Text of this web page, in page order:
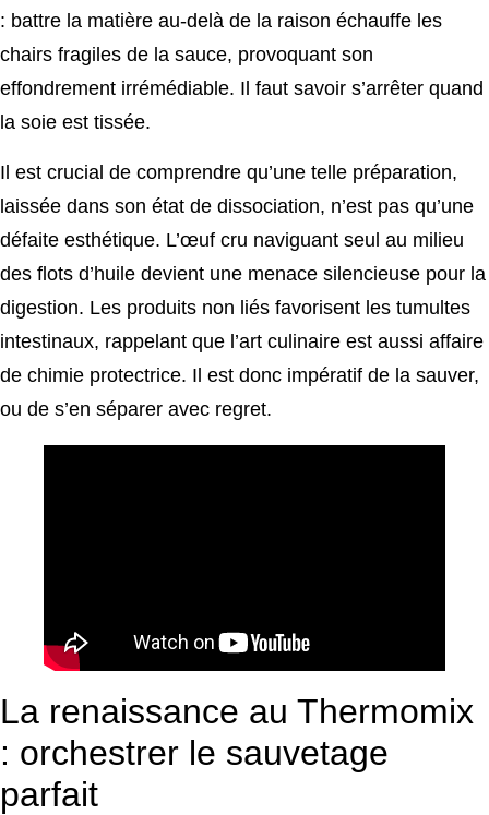
: battre la matière au-delà de la raison échauffe les
chairs fragiles de la sauce, provoquant son
effondrement irrémédiable. Il faut savoir s’arrêter quand
la soie est tissée.
Il est crucial de comprendre qu’une telle préparation,
laissée dans son état de dissociation, n’est pas qu’une
défaite esthétique. L’œuf cru naviguant seul au milieu
des flots d’huile devient une menace silencieuse pour la
digestion. Les produits non liés favorisent les tumultes
intestinaux, rappelant que l’art culinaire est aussi affaire
de chimie protectrice. Il est donc impératif de la sauver,
ou de s’en séparer avec regret.
La renaissance au Thermomix
: orchestrer le sauvetage
parfait